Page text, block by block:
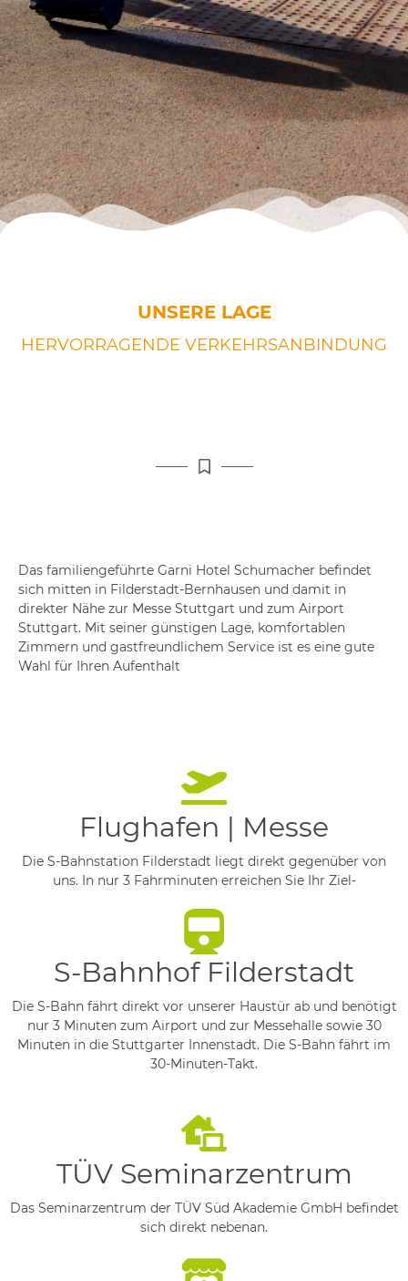
UNSERE LAGE
HERVORRAGENDE VERKEHRSANBINDUNG
Das familiengeführte Garni Hotel Schumacher befindet
sich mitten in Filderstadt-Bernhausen und damit in
direkter Nähe zur Messe Stuttgart und zum Airport
Stuttgart. Mit seiner günstigen Lage, komfortablen
Zimmern und gastfreundlichem Service ist es eine gute
Wahl für Ihren Aufenthalt
Flughafen | Messe
Die S-Bahnstation Filderstadt liegt direkt gegenüber von
uns. In nur 3 Fahrminuten erreichen Sie Ihr Ziel-
S-Bahnhof Filderstadt
Die S-Bahn fährt direkt vor unserer Haustür ab und benötigt
nur 3 Minuten zum Airport und zur Messehalle sowie 30
Minuten in die Stuttgarter Innenstadt. Die S-Bahn fährt im
30-Minuten-Takt.
TÜV Seminarzentrum
Das Seminarzentrum der TÜV Süd Akademie GmbH befindet
sich direkt nebenan.